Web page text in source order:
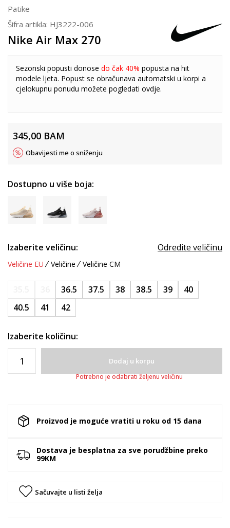
Patike
Šifra artikla: HJ3222-006
Nike Air Max 270
Sezonski popusti donose do čak 40% popusta na hit
modele ljeta. Popust se obračunava automatski u korpi a
cjelokupnu ponudu možete pogledati ovdje.
345,00 BAM
Obavijesti me o sniženju
Dostupno u više boja:
Izaberite veličinu: Odredite veličinu
Veličine EU Veličine Veličine CM
36.5 37.5 38 38.5 39
40
40.5
41 42
Izaberite količinu:
Dodaj u korpu
Potrebno je odabrati željenu veličinu
Proizvod je moguće vratiti u roku od 15 dana
Dostava je besplatna za sve porudžbine preko
99KM
Sačuvajte u listi želja